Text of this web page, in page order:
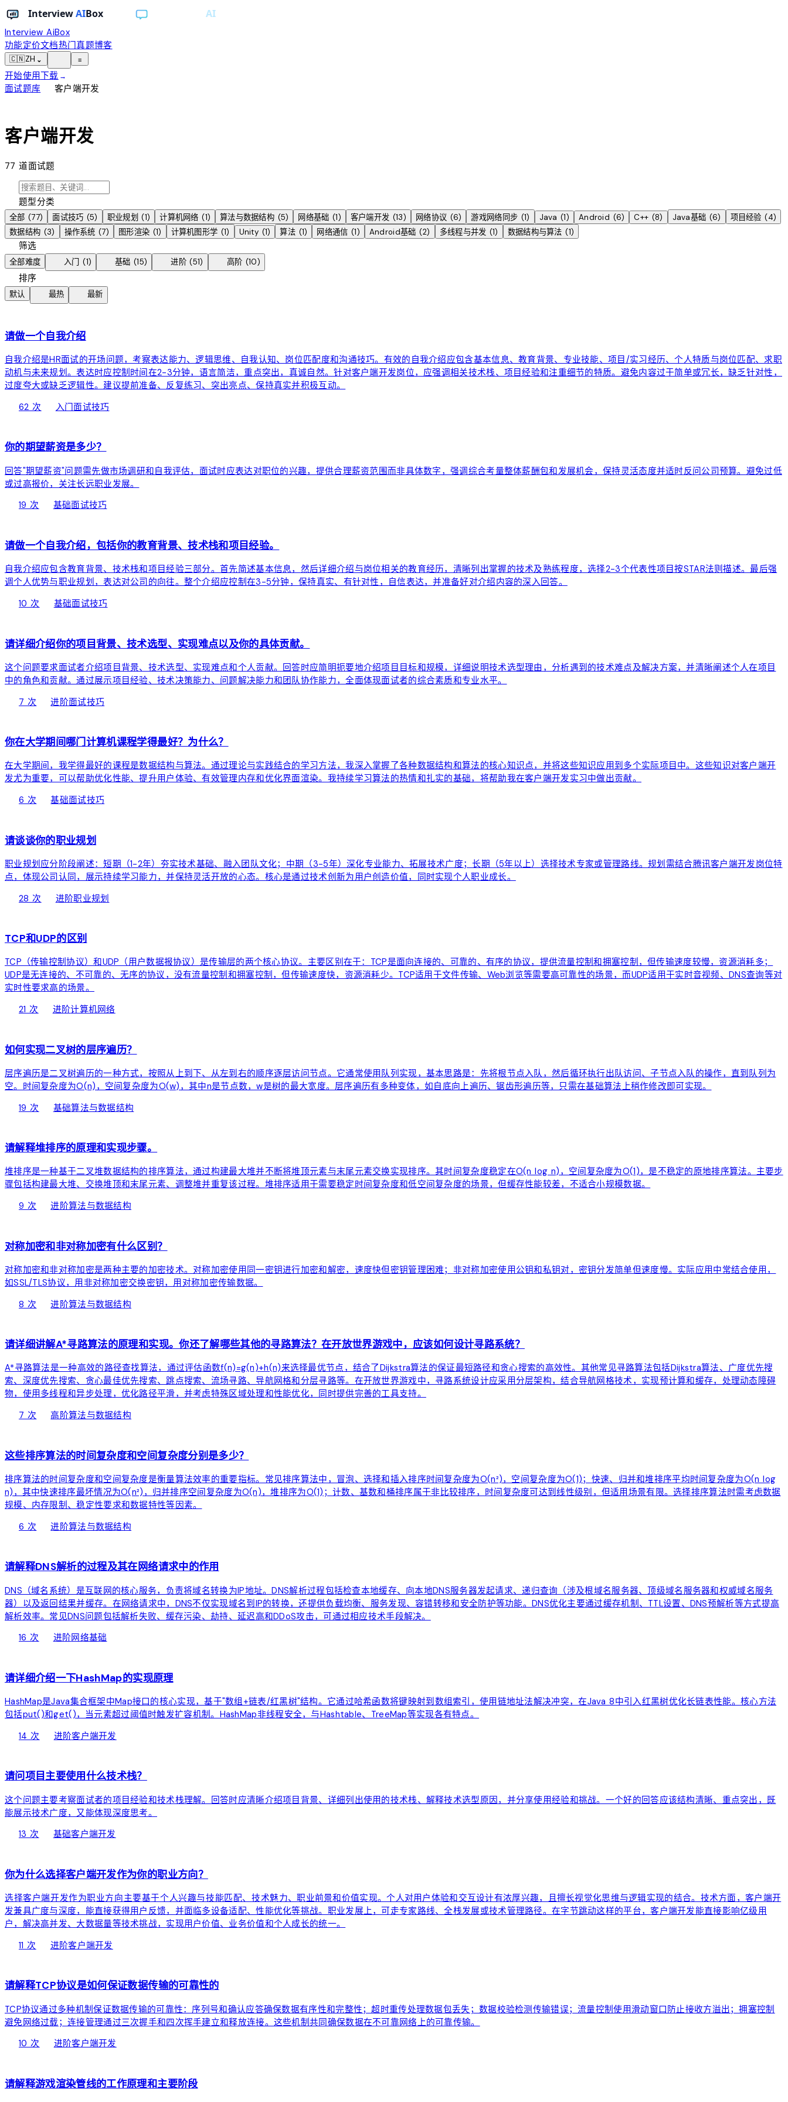
Interview AiBox
功能定价文档热门真题博客
🇨🇳ZH ⌄ ≡
开始使用下载 →
面试题库chevron_right客户端开发
客户端开发
77 道面试题
题型分类
全部 (77) 面试技巧 (5) 职业规划 (1) 计算机网络 (1) 算法与数据结构 (5) 网络基础 (1) 客户端开发 (13) 网络协议 (6) 游戏网络同步 (1) Java (1) Android (6) C++ (8) Java基础 (6) 项目经验 (4)
数据结构 (3) 操作系统 (7) 图形渲染 (1) 计算机图形学 (1) Unity (1) 算法 (1) 网络通信 (1) Android基础 (2) 多线程与并发 (1) 数据结构与算法 (1)
筛选
全部难度 bolt入门 (1) bolt基础 (15) bolt进阶 (51) 高阶 (10)
排序
默认 最热 schedule最新
请做一个自我介绍
自我介绍是HR面试的开场问题，考察表达能力、逻辑思维、自我认知、岗位匹配度和沟通技巧。有效的自我介绍应包含基本信息、教育背景、专业技能、项目/实习经历、个人特质与岗位匹配、求职
动机与未来规划。表达时应控制时间在2-3分钟，语言简洁，重点突出，真诚自然。针对客户端开发岗位，应强调相关技术栈、项目经验和注重细节的特质。避免内容过于简单或冗长，缺乏针对性，
过度夸大或缺乏逻辑性。建议提前准备、反复练习、突出亮点、保持真实并积极互动。
62 次bolt入门面试技巧chevron_right
你的期望薪资是多少？
回答"期望薪资"问题需先做市场调研和自我评估，面试时应表达对职位的兴趣，提供合理薪资范围而非具体数字，强调综合考量整体薪酬包和发展机会，保持灵活态度并适时反问公司预算。避免过低
或过高报价，关注长远职业发展。
19 次bolt基础面试技巧chevron_right
请做一个自我介绍，包括你的教育背景、技术栈和项目经验。
自我介绍应包含教育背景、技术栈和项目经验三部分。首先简述基本信息，然后详细介绍与岗位相关的教育经历，清晰列出掌握的技术及熟练程度，选择2-3个代表性项目按STAR法则描述。最后强
调个人优势与职业规划，表达对公司的向往。整个介绍应控制在3-5分钟，保持真实、有针对性，自信表达，并准备好对介绍内容的深入回答。
10 次bolt基础面试技巧chevron_right
请详细介绍你的项目背景、技术选型、实现难点以及你的具体贡献。
这个问题要求面试者介绍项目背景、技术选型、实现难点和个人贡献。回答时应简明扼要地介绍项目目标和规模，详细说明技术选型理由，分析遇到的技术难点及解决方案，并清晰阐述个人在项目
中的角色和贡献。通过展示项目经验、技术决策能力、问题解决能力和团队协作能力，全面体现面试者的综合素质和专业水平。
7 次bolt进阶面试技巧chevron_right
你在大学期间哪门计算机课程学得最好？为什么？
在大学期间，我学得最好的课程是数据结构与算法。通过理论与实践结合的学习方法，我深入掌握了各种数据结构和算法的核心知识点，并将这些知识应用到多个实际项目中。这些知识对客户端开
发尤为重要，可以帮助优化性能、提升用户体验、有效管理内存和优化界面渲染。我持续学习算法的热情和扎实的基础，将帮助我在客户端开发实习中做出贡献。
6 次bolt基础面试技巧chevron_right
请谈谈你的职业规划
职业规划应分阶段阐述：短期（1-2年）夯实技术基础、融入团队文化；中期（3-5年）深化专业能力、拓展技术广度；长期（5年以上）选择技术专家或管理路线。规划需结合腾讯客户端开发岗位特
点，体现公司认同，展示持续学习能力，并保持灵活开放的心态。核心是通过技术创新为用户创造价值，同时实现个人职业成长。
28 次bolt进阶职业规划chevron_right
TCP和UDP的区别
TCP（传输控制协议）和UDP（用户数据报协议）是传输层的两个核心协议。主要区别在于：TCP是面向连接的、可靠的、有序的协议，提供流量控制和拥塞控制，但传输速度较慢，资源消耗多；
UDP是无连接的、不可靠的、无序的协议，没有流量控制和拥塞控制，但传输速度快，资源消耗少。TCP适用于文件传输、Web浏览等需要高可靠性的场景，而UDP适用于实时音视频、DNS查询等对
实时性要求高的场景。
21 次bolt进阶计算机网络chevron_right
如何实现二叉树的层序遍历？
层序遍历是二叉树遍历的一种方式，按照从上到下、从左到右的顺序逐层访问节点。它通常使用队列实现，基本思路是：先将根节点入队，然后循环执行出队访问、子节点入队的操作，直到队列为
空。时间复杂度为O(n)，空间复杂度为O(w)，其中n是节点数，w是树的最大宽度。层序遍历有多种变体，如自底向上遍历、锯齿形遍历等，只需在基础算法上稍作修改即可实现。
19 次bolt基础算法与数据结构chevron_right
请解释堆排序的原理和实现步骤。
堆排序是一种基于二叉堆数据结构的排序算法，通过构建最大堆并不断将堆顶元素与末尾元素交换实现排序。其时间复杂度稳定在O(n log n)，空间复杂度为O(1)，是不稳定的原地排序算法。主要步
骤包括构建最大堆、交换堆顶和末尾元素、调整堆并重复该过程。堆排序适用于需要稳定时间复杂度和低空间复杂度的场景，但缓存性能较差，不适合小规模数据。
9 次bolt进阶算法与数据结构
对称加密和非对称加密有什么区别？
对称加密和非对称加密是两种主要的加密技术。对称加密使用同一密钥进行加密和解密，速度快但密钥管理困难；非对称加密使用公钥和私钥对，密钥分发简单但速度慢。实际应用中常结合使用，
如SSL/TLS协议，用非对称加密交换密钥，用对称加密传输数据。
8 次bolt进阶算法与数据结构
请详细讲解A*寻路算法的原理和实现。你还了解哪些其他的寻路算法？在开放世界游戏中，应该如何设计寻路系统？
A*寻路算法是一种高效的路径查找算法，通过评估函数f(n)=g(n)+h(n)来选择最优节点，结合了Dijkstra算法的保证最短路径和贪心搜索的高效性。其他常见寻路算法包括Dijkstra算法、广度优先搜
索、深度优先搜索、贪心最佳优先搜索、跳点搜索、流场寻路、导航网格和分层寻路等。在开放世界游戏中，寻路系统设计应采用分层架构，结合导航网格技术，实现预计算和缓存，处理动态障碍
物，使用多线程和异步处理，优化路径平滑，并考虑特殊区域处理和性能优化，同时提供完善的工具支持。
7 次bolt高阶算法与数据结构
这些排序算法的时间复杂度和空间复杂度分别是多少？
排序算法的时间复杂度和空间复杂度是衡量算法效率的重要指标。常见排序算法中，冒泡、选择和插入排序时间复杂度为O(n²)，空间复杂度为O(1)；快速、归并和堆排序平均时间复杂度为O(n log
n)，其中快速排序最坏情况为O(n²)，归并排序空间复杂度为O(n)，堆排序为O(1)；计数、基数和桶排序属于非比较排序，时间复杂度可达到线性级别，但适用场景有限。选择排序算法时需考虑数据
规模、内存限制、稳定性要求和数据特性等因素。
6 次bolt进阶算法与数据结构
请解释DNS解析的过程及其在网络请求中的作用
DNS（域名系统）是互联网的核心服务，负责将域名转换为IP地址。DNS解析过程包括检查本地缓存、向本地DNS服务器发起请求、递归查询（涉及根域名服务器、顶级域名服务器和权威域名服务
器）以及返回结果并缓存。在网络请求中，DNS不仅实现域名到IP的转换，还提供负载均衡、服务发现、容错转移和安全防护等功能。DNS优化主要通过缓存机制、TTL设置、DNS预解析等方式提高
解析效率。常见DNS问题包括解析失败、缓存污染、劫持、延迟高和DDoS攻击，可通过相应技术手段解决。
16 次bolt进阶网络基础chevron_right
请详细介绍一下HashMap的实现原理
HashMap是Java集合框架中Map接口的核心实现，基于"数组+链表/红黑树"结构。它通过哈希函数将键映射到数组索引，使用链地址法解决冲突，在Java 8中引入红黑树优化长链表性能。核心方法
包括put()和get()，当元素超过阈值时触发扩容机制。HashMap非线程安全，与Hashtable、TreeMap等实现各有特点。
14 次bolt进阶客户端开发chevron_right
请问项目主要使用什么技术栈？
这个问题主要考察面试者的项目经验和技术栈理解。回答时应清晰介绍项目背景、详细列出使用的技术栈、解释技术选型原因，并分享使用经验和挑战。一个好的回答应该结构清晰、重点突出，既
能展示技术广度，又能体现深度思考。
13 次bolt基础客户端开发chevron_right
你为什么选择客户端开发作为你的职业方向？
选择客户端开发作为职业方向主要基于个人兴趣与技能匹配、技术魅力、职业前景和价值实现。个人对用户体验和交互设计有浓厚兴趣，且擅长视觉化思维与逻辑实现的结合。技术方面，客户端开
发兼具广度与深度，能直接获得用户反馈，并面临多设备适配、性能优化等挑战。职业发展上，可走专家路线、全栈发展或技术管理路径。在字节跳动这样的平台，客户端开发能直接影响亿级用
户，解决高并发、大数据量等技术挑战，实现用户价值、业务价值和个人成长的统一。
11 次bolt进阶客户端开发chevron_right
请解释TCP协议是如何保证数据传输的可靠性的
TCP协议通过多种机制保证数据传输的可靠性：序列号和确认应答确保数据有序性和完整性；超时重传处理数据包丢失；数据校验检测传输错误；流量控制使用滑动窗口防止接收方溢出；拥塞控制
避免网络过载；连接管理通过三次握手和四次挥手建立和释放连接。这些机制共同确保数据在不可靠网络上的可靠传输。
10 次bolt进阶客户端开发chevron_right
请解释游戏渲染管线的工作原理和主要阶段